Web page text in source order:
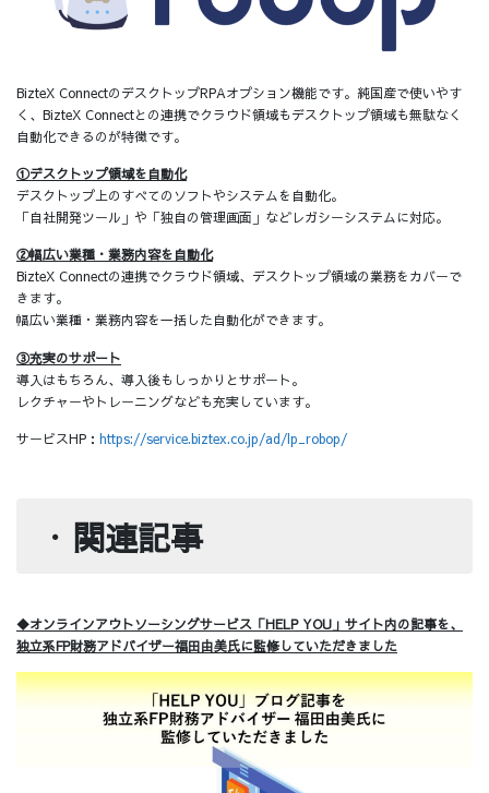
BizteX ConnectのデスクトップRPAオプション機能です。純国産で使いやす
く、BizteX Connectとの連携でクラウド領域もデスクトップ領域も無駄なく
自動化できるのが特徴です。
①デスクトップ領域を自動化
デスクトップ上のすべてのソフトやシステムを自動化。
「自社開発ツール」や「独自の管理画面」などレガシーシステムに対応。
②幅広い業種・業務内容を自動化
BizteX Connectの連携でクラウド領域、デスクトップ領域の業務をカバーで
きます。
幅広い業種・業務内容を一括した自動化ができます。
③充実のサポート
導入はもちろん、導入後もしっかりとサポート。
レクチャーやトレーニングなども充実しています。
サービスHP： https://service.biztex.co.jp/ad/lp_robop/
・ 関連記事
◆オンラインアウトソーシングサービス「HELP YOU」サイト内の記事を、
独立系FP財務アドバイザー福田由美氏に監修していただきました